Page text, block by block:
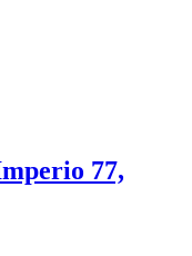
77,